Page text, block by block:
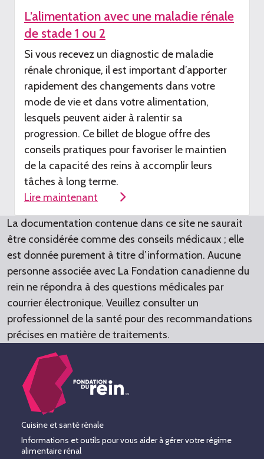
L’alimentation avec une maladie rénale
de stade 1 ou 2
Si vous recevez un diagnostic de maladie
rénale chronique, il est important d’apporter
rapidement des changements dans votre
mode de vie et dans votre alimentation,
lesquels peuvent aider à ralentir sa
progression. Ce billet de blogue offre des
conseils pratiques pourfavoriser le maintien
de la capacité des reins à accomplir leurs
tâches à long terme.
Lire maintenant
La documentation contenue dans ce site ne saurait
être considérée comme des conseils médicaux ; elle
est donnée purement à titre d’information. Aucune
personne associée avec La Fondation canadienne du
rein ne répondra à des questions médicales par
courrier électronique. Veuillez consulter un
professionnel de la santé pour des recommandations
précises en matière de traitements.
Cuisine et santé rénale
Informations et outils pour vous aider à gérer votre régime
alimentaire rénal